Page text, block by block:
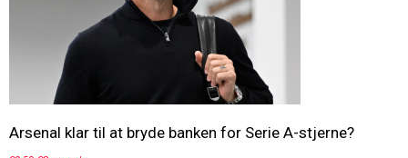
Arsenal klar til at bryde banken for Serie A-stjerne?